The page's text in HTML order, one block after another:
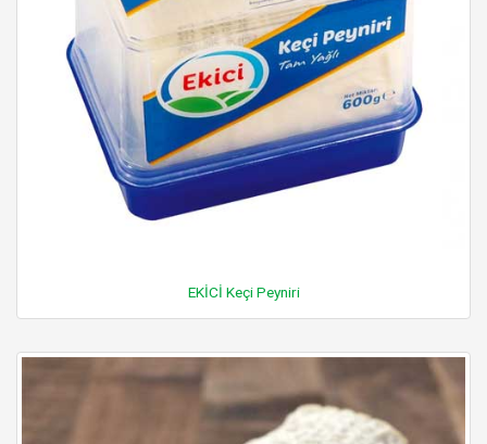
EKİCİ Keçi Peyniri